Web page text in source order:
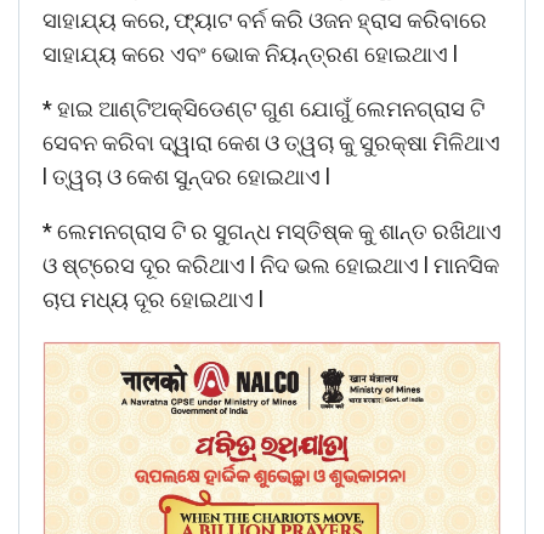
ସାହାଯ୍ୟ କରେ, ଫ୍ୟାଟ ବର୍ନ କରି ଓଜନ ହ୍ରାସ କରିବାରେ
ସାହାଯ୍ୟ କରେ ଏବଂ ଭୋକ ନିୟନ୍ତ୍ରଣ ହୋଇଥାଏ l
* ହାଇ ଆଣ୍ଟିଅକ୍ସିଡେଣ୍ଟ ଗୁଣ ଯୋଗୁଁ ଲେମନଗ୍ରାସ ଟି
ସେବନ କରିବା ଦ୍ୱାରା କେଶ ଓ ତ୍ୱଚା କୁ ସୁରକ୍ଷା ମିଳିଥାଏ
l ତ୍ୱଚା ଓ କେଶ ସୁନ୍ଦର ହୋଇଥାଏ l
* ଲେମନଗ୍ରାସ ଟି ର ସୁଗନ୍ଧ ମସ୍ତିଷ୍କ କୁ ଶାନ୍ତ ରଖିଥାଏ
ଓ ଷ୍ଟ୍ରେସ ଦୂର କରିଥାଏ l ନିଦ ଭଲ ହୋଇଥାଏ l ମାନସିକ
ଚାପ ମଧ୍ୟ ଦୂର ହୋଇଥାଏ l